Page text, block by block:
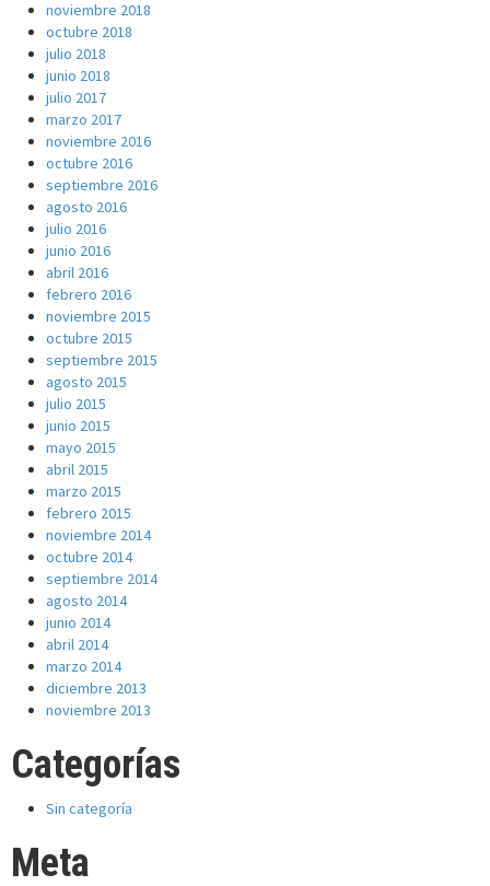
noviembre 2018
octubre 2018
julio 2018
junio 2018
julio 2017
marzo 2017
noviembre 2016
octubre 2016
septiembre 2016
agosto 2016
julio 2016
junio 2016
abril 2016
febrero 2016
noviembre 2015
octubre 2015
septiembre 2015
agosto 2015
julio 2015
junio 2015
mayo 2015
abril 2015
marzo 2015
febrero 2015
noviembre 2014
octubre 2014
septiembre 2014
agosto 2014
junio 2014
abril 2014
marzo 2014
diciembre 2013
noviembre 2013
Categorías
Sin categoría
Meta